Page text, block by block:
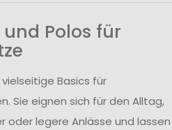
Polos für
Basics für
Sie eignen sich für den Alltag,
legere Anlässe und lassen